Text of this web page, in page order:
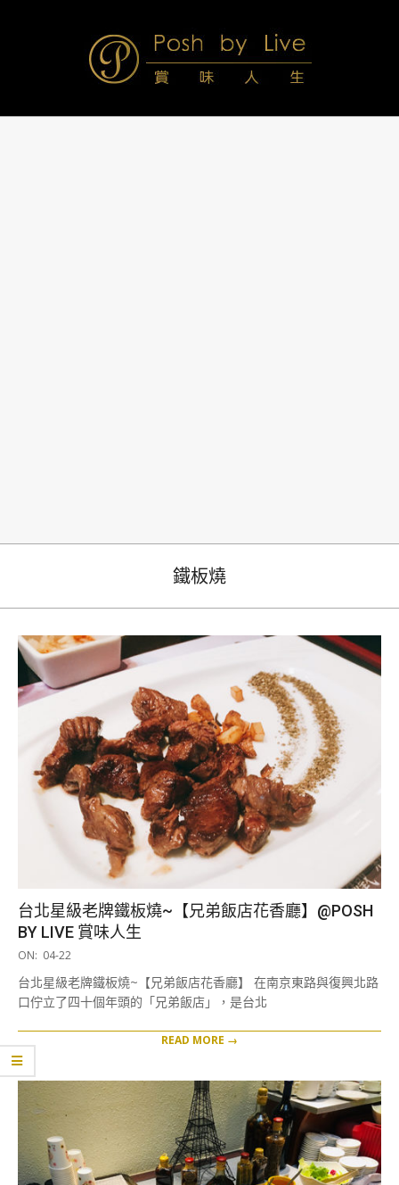
Posh
鐵板燒
台北星級老牌鐵板燒~【兄弟飯店花香廳】@POSH
BY LIVE 賞味人生
2019-
22
ON: 04-22
台北星級老牌鐵板燒~【兄弟飯店花香廳】 在南京東路與復興北路
口佇立了四十個年頭的「兄弟飯店」，是台北
READ MORE →